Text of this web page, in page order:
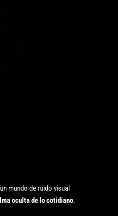
mundo de ruido visual
oculta de lo cotidiano.